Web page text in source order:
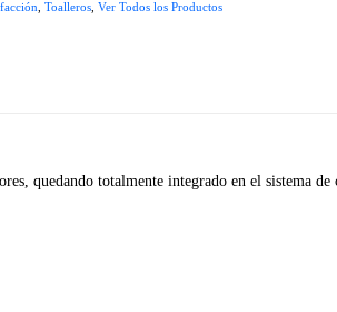
Toalleros Ver Todos los Productos
quedando totalmente integrado en el sistema de